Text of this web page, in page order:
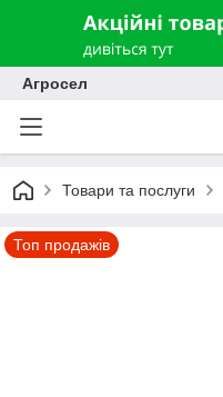
Агросел
Товари та послуги
Топ продажів